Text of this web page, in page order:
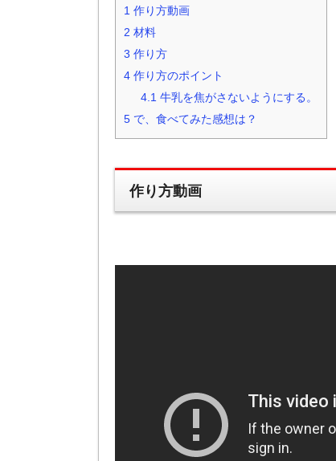
1 作り方動画
2 材料
3 作り方
4 作り方のポイント
4.1 牛乳を焦がさないようにする。
5 で、食べてみた感想は？
作り方動画